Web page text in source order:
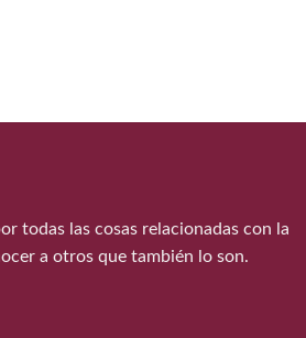
todas las cosas relacionadas con la
a otros que también lo son.